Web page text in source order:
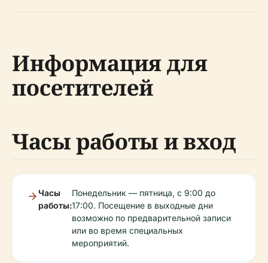
Информация для
посетителей
Часы работы и вход
Часы
работы:
Понедельник — пятница, с 9:00 до
17:00. Посещение в выходные дни
возможно по предварительной записи
или во время специальных
мероприятий.